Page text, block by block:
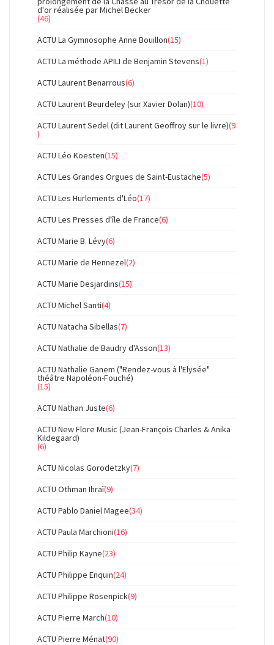
d'or réalisée par Michel Becker
(46)
ACTU La Gymnosophe Anne Bouillon(15)
ACTU La méthode APILI de Benjamin Stevens(1)
ACTU Laurent Benarrous(6)
ACTU Laurent Beurdeley (sur Xavier Dolan)(10)
ACTU Laurent Sedel (dit Laurent Geoffroy sur le livre)(9
)
ACTU Léo Koesten(15)
ACTU Les Grandes Orgues de Saint-Eustache(5)
ACTU Les Hurlements d'Léo(17)
ACTU Les Presses d'île de France(6)
ACTU Marie B. Lévy(6)
ACTU Marie de Hennezel(2)
ACTU Marie Desjardins(15)
ACTU Michel Santi(4)
ACTU Natacha Sibellas(7)
ACTU Nathalie de Baudry d'Asson(13)
ACTU Nathalie Ganem ("Rendez-vous à l'Elysée"
théâtre Napoléon-Fouché)
(15)
ACTU Nathan Juste(6)
ACTU New Flore Music (Jean-François Charles & Anika
Kildegaard)
(6)
ACTU Nicolas Gorodetzky(7)
ACTU Othman Ihraï(9)
ACTU Pablo Daniel Magee(34)
ACTU Paula Marchioni(16)
ACTU Philip Kayne(23)
ACTU Philippe Enquin(24)
ACTU Philippe Rosenpick(9)
ACTU Pierre March(10)
ACTU Pierre Ménat(90)